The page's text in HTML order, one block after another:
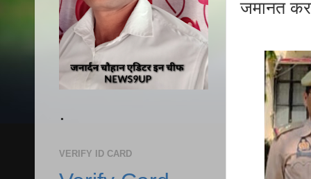
जमानत
.
VERIFY ID CARD